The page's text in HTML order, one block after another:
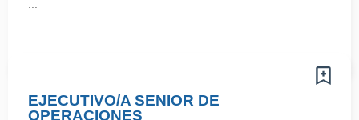
EJECUTIVO/A SENIOR DE
OPERACIONES